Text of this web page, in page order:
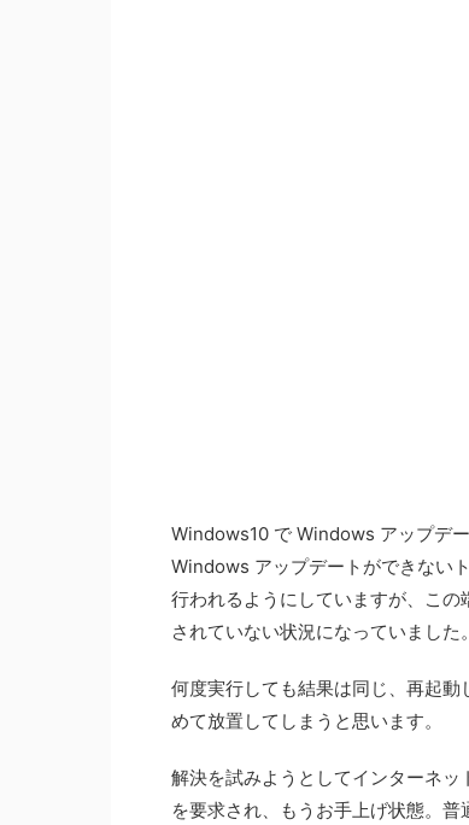
Windows10 で Windows アップデ
Windows アップデートができない
行われるようにしていますが、こ
されていない状況になっていました
何度実行しても結果は同じ、再起
めて放置してしまうと思います。
解決を試みようとしてインターネ
を要求され、もうお手上げ状態。